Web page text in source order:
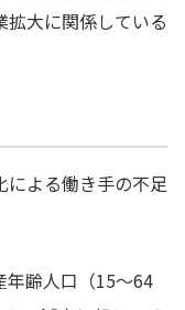
大に関係している
による働き手の不足
年齢人口（15〜64